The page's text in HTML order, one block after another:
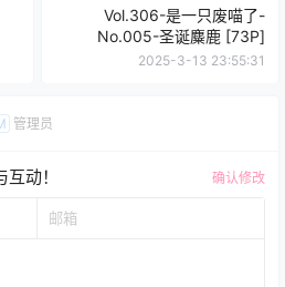
Vol.306-是一只废喵了-
No.005-圣诞麋鹿 [73P]
2025-3-13 23:55:31
管理员
动！ 确认修改